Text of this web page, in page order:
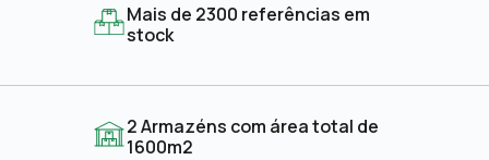
Mais de 2300 referências em
stock
2 Armazéns com área total de
1600m2